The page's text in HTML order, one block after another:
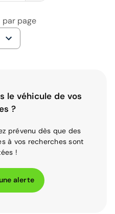
par page
le véhicule de vos
?
prévenu dès que des
à vos recherches sont
!
alerte